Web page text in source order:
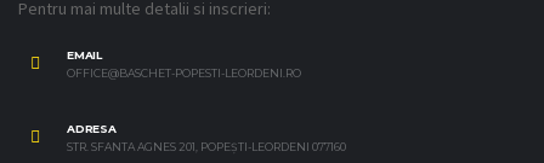
Pentru mai multe detalii si inscrieri:
EMAIL
OFFICE@BASCHET-POPESTI-LEORDENI.RO
ADRESA
STR. SFANTA AGNES 201, POPEȘTI-LEORDENI 077160